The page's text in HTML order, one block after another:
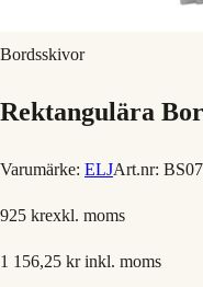
Bordsskivor
Rektangulära
Varumärke: ELJArt.nr:
925 krexkl. moms
1 156,25 krinkl. moms